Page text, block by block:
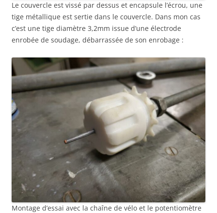
Le couvercle est vissé par dessus et encapsule l’écrou, une
tige métallique est sertie dans le couvercle. Dans mon cas
c’est une tige diamètre 3,2mm issue d’une électrode
enrobée de soudage, débarrassée de son enrobage :
Montage d’essai avec la chaîne de vélo et le potentiomètre